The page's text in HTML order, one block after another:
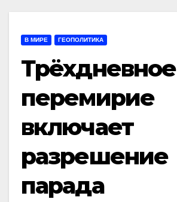
В МИРЕ ГЕОПОЛИТИКА
Трёхдневное
перемирие
включает
разрешение
парада